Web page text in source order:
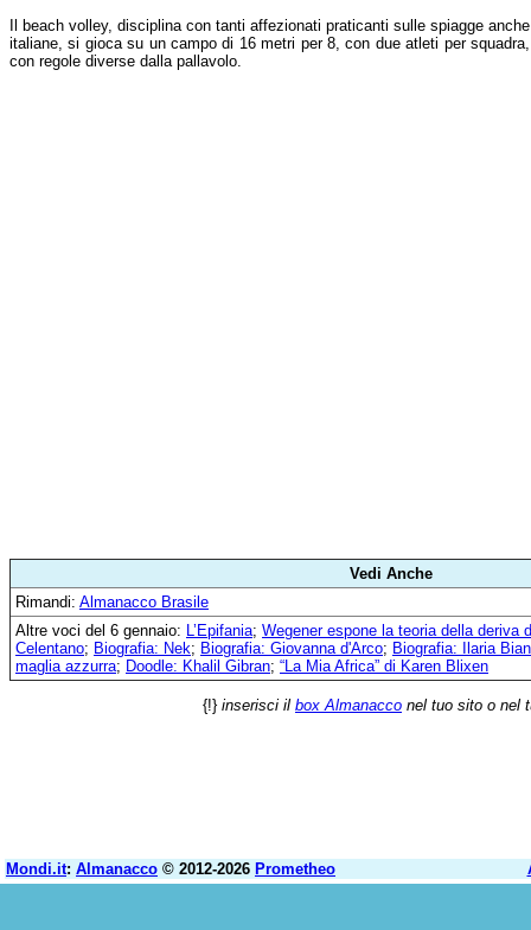
Il beach volley, disciplina con tanti affezionati praticanti sulle spiagge anche
italiane, si gioca su un campo di 16 metri per 8, con due atleti per squadra,
con regole diverse dalla pallavolo.
Vedi Anche
Rimandi: Almanacco Brasile
Altre voci del 6 gennaio: L’Epifania; Wegener espone la teoria della deriva
Celentano; Biografia: Nek; Biografia: Giovanna d'Arco; Biografia: Ilaria
maglia azzurra; Doodle: Khalil Gibran; “La Mia Africa” di Karen Blixen
{!} inserisci il box Almanacco nel tuo sito o nel
Mondi.it: Almanacco © 2012-2026 Prometheo